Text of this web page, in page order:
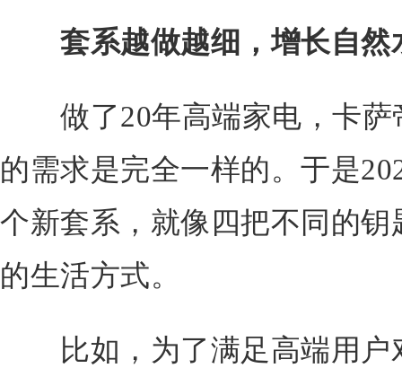
套系越做越细，增长自然
做了20年高端家电，卡萨
的需求是完全一样的。于是
个新套系，就像四把不同的
的生活方式。
比如，为了满足高端用户